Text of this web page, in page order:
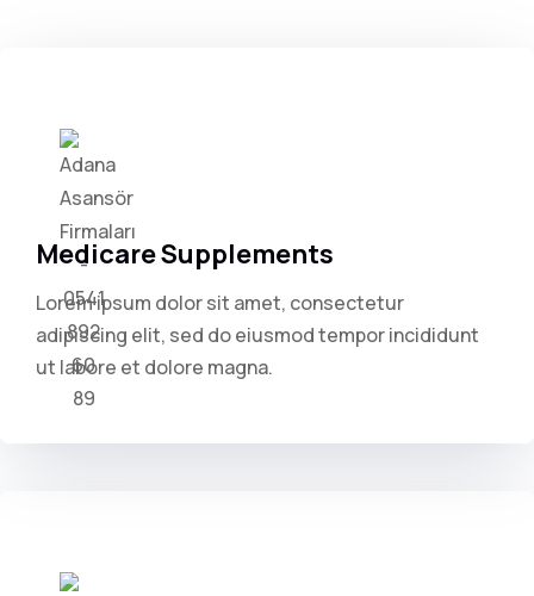
Medicare Supplements
Lorem ipsum dolor sit amet, consectetur
adipiscing elit, sed do eiusmod tempor incididunt
ut labore et dolore magna.